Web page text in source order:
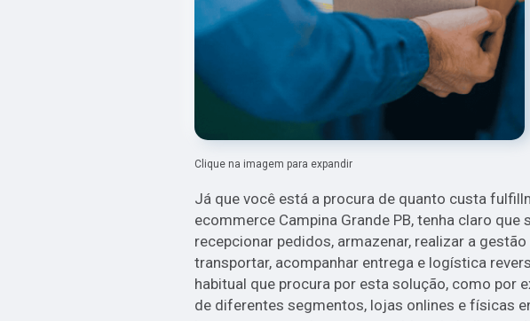
Clique na imagem para expandir
Já que você está a procura de quanto custa
ecommerce Campina Grande PB, tenha claro que
recepcionar pedidos, armazenar, realizar a
transportar, acompanhar entrega e logística
habitual que procura por esta solução, como por
de diferentes segmentos, lojas onlines e físicas